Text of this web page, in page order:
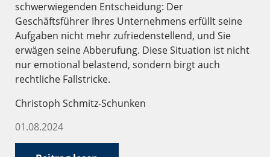
schwerwiegenden Entscheidung: Der
Geschäftsführer Ihres Unternehmens erfüllt seine
Aufgaben nicht mehr zufriedenstellend, und Sie
erwägen seine Abberufung. Diese Situation ist nicht
nur emotional belastend, sondern birgt auch
rechtliche Fallstricke.
Christoph Schmitz-Schunken
01.08.2024